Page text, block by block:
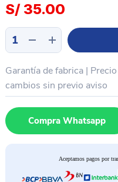
S/ 35.00
Cable
transmisión
datos
Apple
a
Android
Tipo
Garantía de fabrica |
cambios sin previo aviso
Compra Whatsapp
Aceptamos pagos por